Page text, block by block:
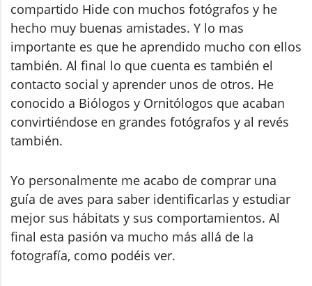
compartido Hide con muchos fotógrafos y he
hecho muy buenas amistades. Y lo mas
importante es que he aprendido mucho con ellos
también. Al final lo que cuenta es también el
contacto social y aprender unos de otros. He
conocido a Biólogos y Ornitólogos que acaban
convirtiéndose en grandes fotógrafos y al revés
también.
Yo personalmente me acabo de comprar una
guía de aves para saber identificarlas y estudiar
mejor sus hábitats y sus comportamientos. Al
final esta pasión va mucho más allá de la
fotografía, como podéis ver.